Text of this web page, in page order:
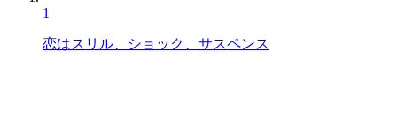
1
恋はスリル、ショック、サスペンス